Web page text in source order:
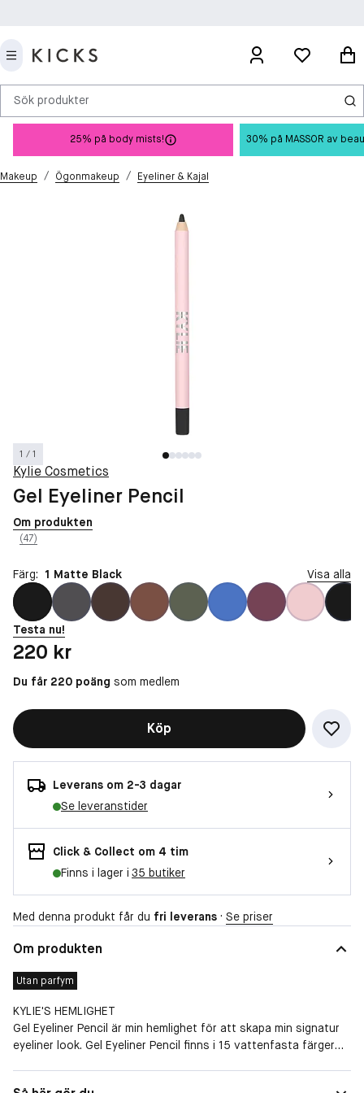
Sök produkter
25% på body mists! 30% på MASSOR av
Makeup / Ögonmakeup / Eyeliner & Kajal
1 / 1
Kylie Cosmetics
Gel Eyeliner Pencil
Om produkten
(47)
Färg: 1 Matte Black Visa alla
Testa nu!
Pris: 220 kr
220 kr
Du får 220 poäng som medlem
Köp
Leverans om 2-3 dagar
Se leveranstider
Click & Collect om 4 tim
Finns i lager i 35 butiker
Med denna produkt får du fri leverans · Se priser
Om produkten
Utan parfym
KYLIE'S HEMLIGHET
Gel Eyeliner Pencil är min hemlighet för att skapa min signatur
eyeliner look. Gel Eyeliner Pencil finns i 15 vattenfasta färger